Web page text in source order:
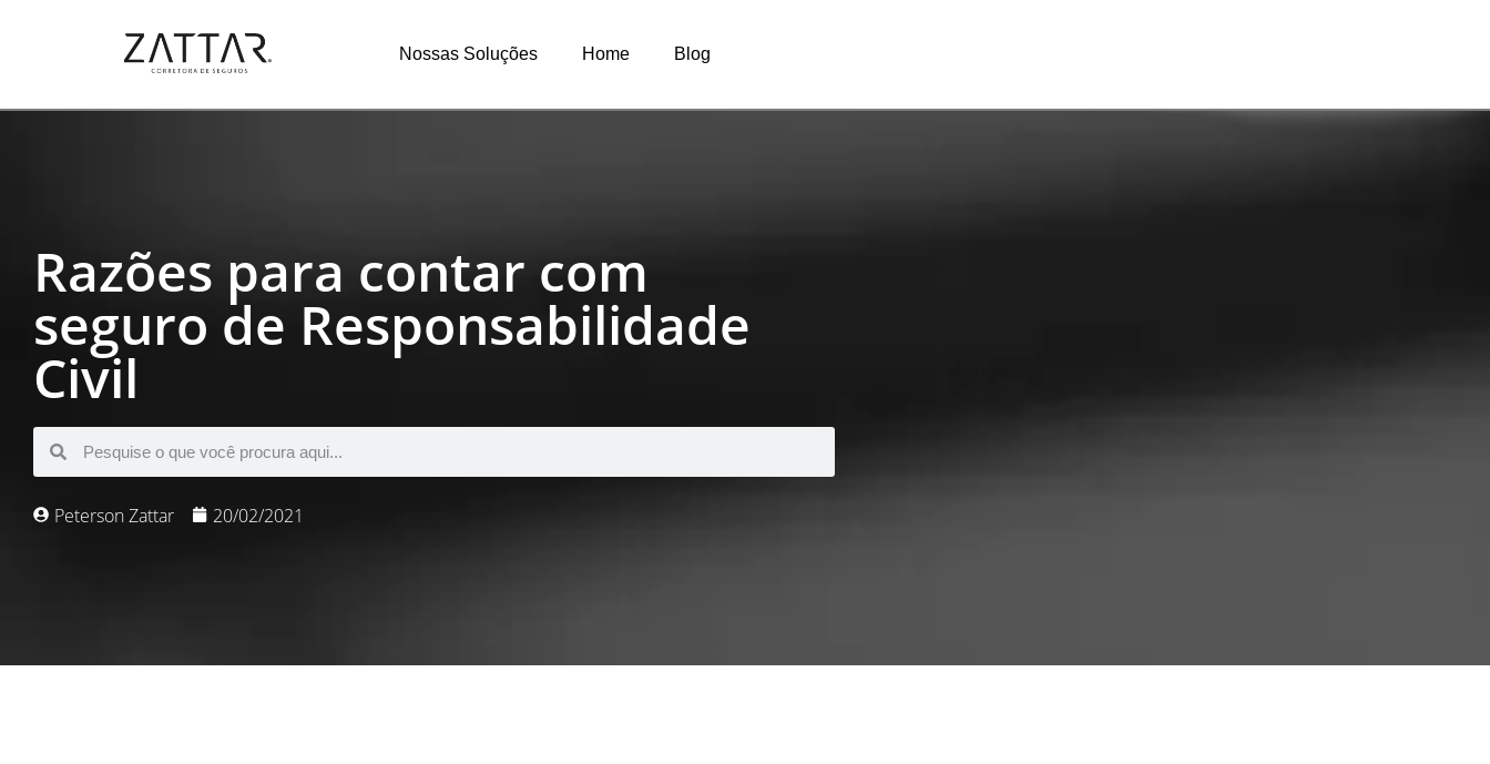
Nossas Soluções Home Blog
Razões para contar com
seguro de Responsabilidade
Civil
Peterson Zattar 20/02/2021